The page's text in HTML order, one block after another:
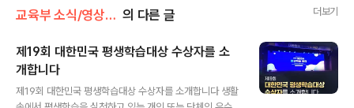
교육부 소식/영상·카드뉴스·인포그래픽 의 다른 글 더보기
제19회 대한민국 평생학습대상 수상자를 소
개합니다
제19회 대한민국 평생학습대상 수상자를 소개합니다 생활